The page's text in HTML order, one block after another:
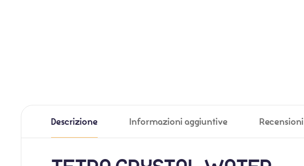
Descrizione Informazioni aggiuntive Recensioni